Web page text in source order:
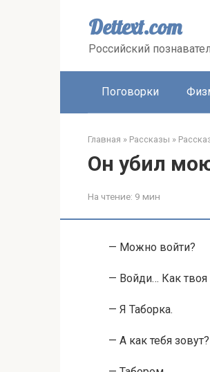
Dettext.com
Российский
Поговорки
Главная » Рассказы »
Он убил
На чтение: 9 мин
— Можно войти?
— Войди… Как
— Я Таборка.
— А как тебя зовут?